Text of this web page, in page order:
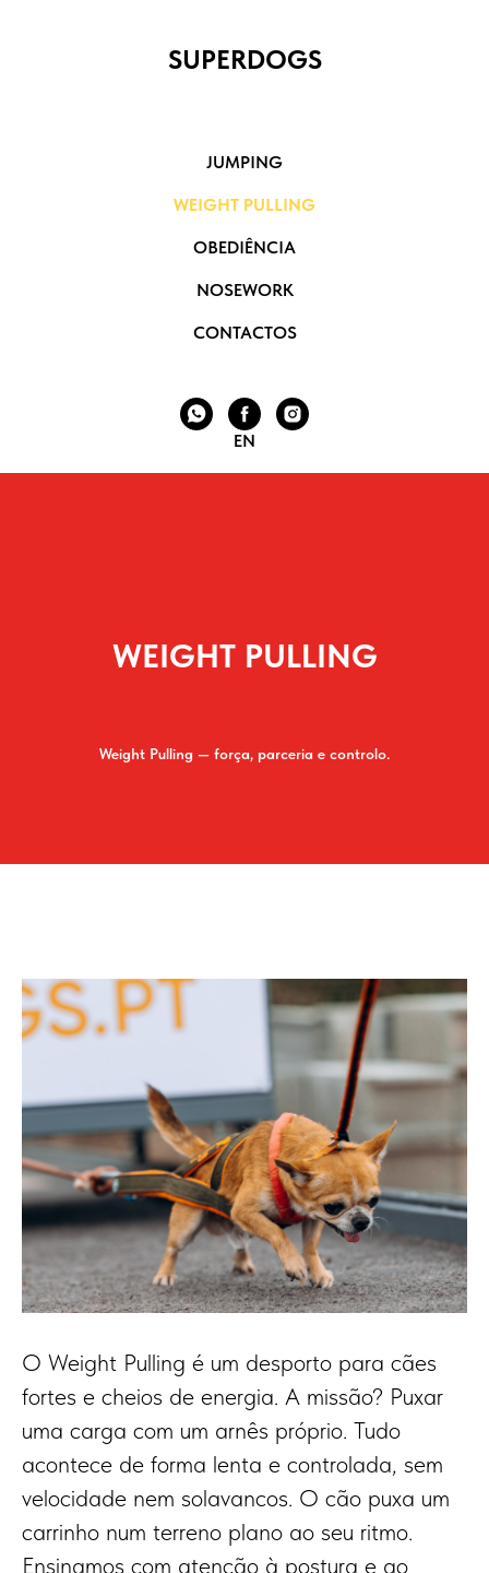
SUPERDOGS
JUMPING
WEIGHT PULLING
OBEDIÊNCIA
NOSEWORK
CONTACTOS
EN
WEIGHT PULLING
Weight Pulling — força, parceria e controlo.
O Weight Pulling é um desporto para cães
fortes e cheios de energia. A missão? Puxar
uma carga com um arnês próprio. Tudo
acontece de forma lenta e controlada, sem
velocidade nem solavancos. O cão puxa um
carrinho num terreno plano ao seu ritmo.
Ensinamos com atenção à postura e ao